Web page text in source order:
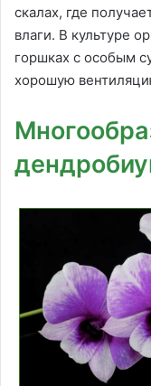
скалах, где
влаги. В культуре
горшках с особым
хорошую